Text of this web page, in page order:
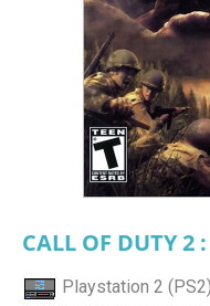
CALL OF DUTY 2
Playstation 2 (PS2)